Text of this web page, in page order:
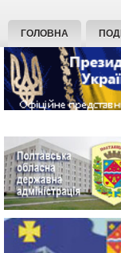
ГОЛОВНА ПОДІЇ